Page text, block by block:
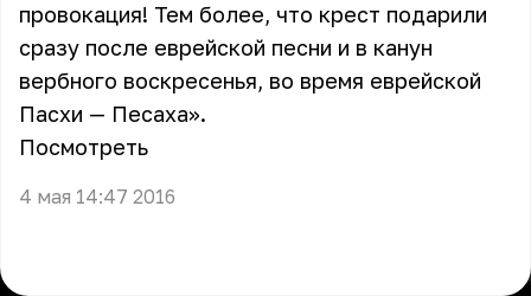
провокация! Тем более, что крест подарили
сразу после еврейской песни и в канун
вербного воскресенья, во время еврейской
Пасхи — Песаха».
Посмотреть
4 мая 14:47 2016